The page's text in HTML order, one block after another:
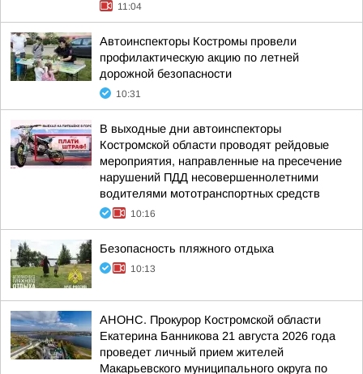
11:04
Автоинспекторы Костромы провели
профилактическую акцию по летней
дорожной безопасности
10:31
В выходные дни автоинспекторы
Костромской области проводят рейдовые
мероприятия, направленные на пресечение
нарушений ПДД несовершеннолетними
водителями мототранспортных средств
10:16
Безопасность пляжного отдыха
10:13
АНОНС. Прокурор Костромской области
Екатерина Банникова 21 августа 2026 года
проведет личный прием жителей
Макарьевского муниципального округа по